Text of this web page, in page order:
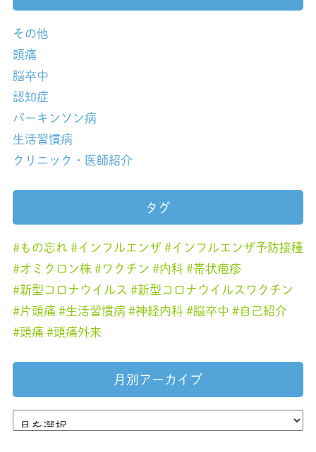
その他
頭痛
脳卒中
認知症
パーキンソン病
生活習慣病
クリニック・医師紹介
タグ
もの忘れ インフルエンザ
インフルエンザ予防接種
オミクロン株
ワクチン 内科
帯状疱疹
新型コロナウイルス
新型コロナウイルスワクチン
片頭痛
生活習慣病 神経内科 脳卒中
自己紹介
頭痛
頭痛外来
月別アーカイブ